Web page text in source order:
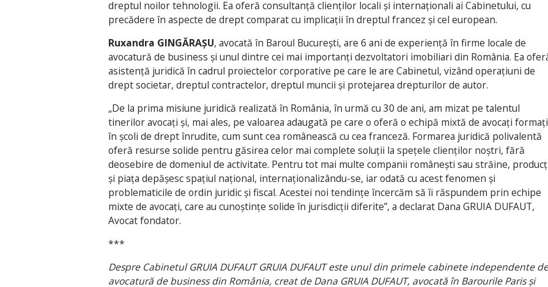
dreptul noilor tehnologii. Ea oferă consultanță clienților locali și internaționali ai Cabinetului, cu
precădere în aspecte de drept comparat cu implicații în dreptul francez și cel european.
Ruxandra GINGĂRAȘU, avocată în Baroul București, are 6 ani de experienţă în firme locale de
avocatură de business și unul dintre cei mai importanți dezvoltatori imobiliari din România. Ea
asistență juridică în cadrul proiectelor corporative pe care le are Cabinetul, vizând operațiuni de
drept societar, dreptul contractelor, dreptul muncii și protejarea drepturilor de autor.
„De la prima misiune juridică realizată în România, în urmă cu 30 de ani, am mizat pe talentul
tinerilor avocați și, mai ales, pe valoarea adaugată pe care o oferă o echipă mixtă de avocați formați
în școli de drept înrudite, cum sunt cea românească cu cea franceză. Formarea juridică polivalentă
oferă resurse solide pentru găsirea celor mai complete soluții la spețele clienților noștri, fără
deosebire de domeniul de activitate. Pentru tot mai multe companii românești sau străine,
și piața depășesc spațiul național, internaționalizându-se, iar odată cu acest fenomen și
problematicile de ordin juridic și fiscal. Acestei noi tendințe încercăm să îi răspundem prin echipe
mixte de avocați, care au cunoștințe solide în jurisdicții diferite”, a declarat Dana GRUIA DUFAUT,
Avocat fondator.
***
Despre Cabinetul GRUIA DUFAUT GRUIA DUFAUT este unul din primele cabinete independente de
avocatură de business din România, creat de Dana GRUIA DUFAUT, avocată în Barourile Paris și